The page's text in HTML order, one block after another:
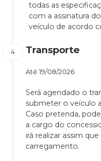
todas as
com a assinatura
veículo de acordo
Transporte
Até 19/08/2026
Será agendado o
submeter o veículo
Caso pretenda,
a cargo do
irá realizar assim
carregamento.